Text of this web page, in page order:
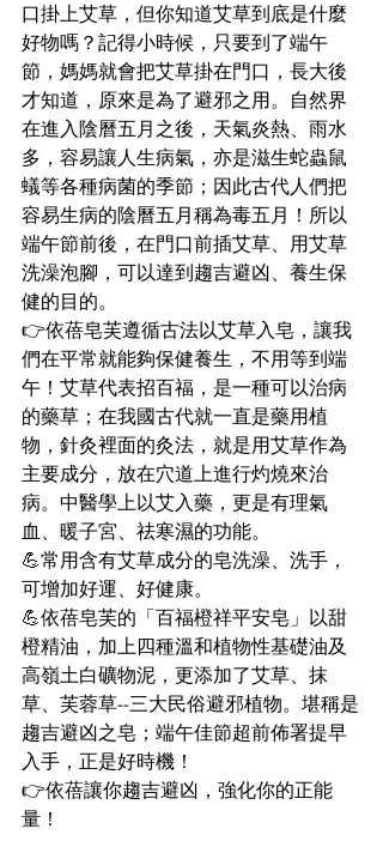
口掛上艾草，但你知道艾草到底是什麼
好物嗎？記得小時候，只要到了端午
節，媽媽就會把艾草掛在門口，長大後
才知道，原來是為了避邪之用。自然界
在進入陰曆五月之後，天氣炎熱、雨水
多，容易讓人生病氣，亦是滋生蛇蟲鼠
蟻等各種病菌的季節；因此古代人們把
容易生病的陰曆五月稱為毒五月！所以
端午節前後，在門口前插艾草、用艾草
洗澡泡腳，可以達到趨吉避凶、養生保
健的目的。
👉依蓓皂芙遵循古法以艾草入皂，讓我
們在平常就能夠保健養生，不用等到端
午！艾草代表招百福，是一種可以治病
的藥草；在我國古代就一直是藥用植
物，針灸裡面的灸法，就是用艾草作為
主要成分，放在穴道上進行灼燒來治
病。中醫學上以艾入藥，更是有理氣
血、暖子宮、祛寒濕的功能。
💪常用含有艾草成分的皂洗澡、洗手，
可增加好運、好健康。
💪依蓓皂芙的「百福橙祥平安皂」以甜
橙精油，加上四種溫和植物性基礎油及
高嶺土白礦物泥，更添加了艾草、抹
草、芙蓉草--三大民俗避邪植物。堪稱是
趨吉避凶之皂；端午佳節超前佈署提早
入手，正是好時機！
👉依蓓讓你趨吉避凶，強化你的正能
量！